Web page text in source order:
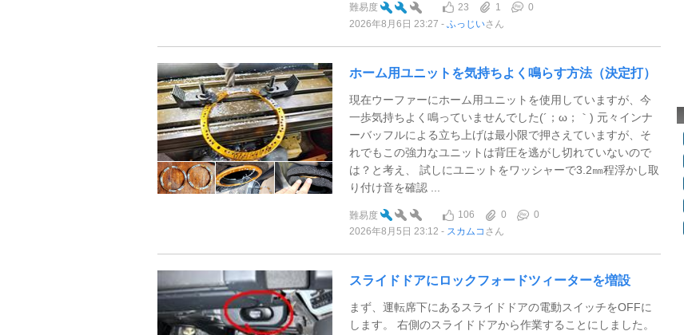
難易度 23 1
0
2026年8月6日 23:27
ふっじいさん
ホーム用ユニットを気持ちよく鳴らす方法（決定打）
現在ウーファーにホーム用ユニットを使用していますが、今
一歩気持ちよく鳴っていませんでした(´；ω；｀) 元々インナ
ーバッフルによる立ち上げは最小限で押さえていますが、そ
れでもこの強力なユニットは背圧を逃がし切れていないので
は？と考え、 試しにユニットをワッシャーで3.2㎜程浮かし取
り付け音を確認 ...
難易度 106 0
0
2026年8月5日 23:12
スカムコ さん
スライドドアにロックフォードツィーターを増設
まず、運転席下にあるスライドドアの電動スイッチをOFFに
します。 右側のスライドドアから作業することにしました。